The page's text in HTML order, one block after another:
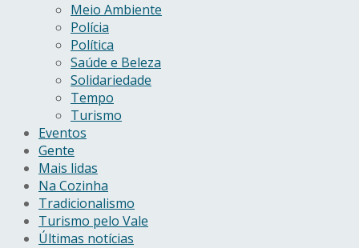
Meio Ambiente
Polícia
Política
Saúde e Beleza
Solidariedade
Tempo
Turismo
Eventos
Gente
Mais lidas
Na Cozinha
Tradicionalismo
Turismo pelo Vale
Últimas notícias